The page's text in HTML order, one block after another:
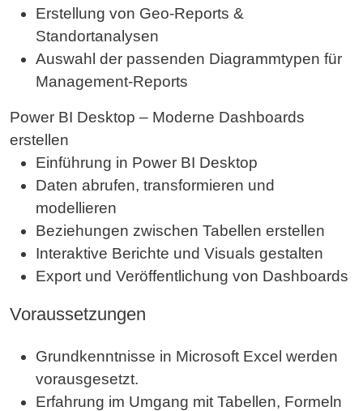
Erstellung von Geo-Reports &
Standortanalysen
Auswahl der passenden Diagrammtypen für
Management-Reports
Power BI Desktop – Moderne Dashboards
erstellen
Einführung in Power BI Desktop
Daten abrufen, transformieren und
modellieren
Beziehungen zwischen Tabellen erstellen
Interaktive Berichte und Visuals gestalten
Export und Veröffentlichung von Dashboards
Voraussetzungen
Grundkenntnisse in Microsoft Excel werden
vorausgesetzt.
Erfahrung im Umgang mit Tabellen, Formeln